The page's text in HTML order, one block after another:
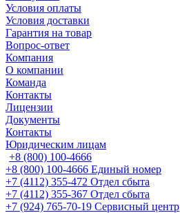
Условия оплаты
Условия доставки
Гарантия на товар
Вопрос-ответ
Компания
О компании
Команда
Контакты
Лицензии
Документы
Контакты
Юридическим лицам
+8 (800) 100-4666
+8 (800) 100-4666 Единый номер
+7 (4112) 355-472 Отдел сбыта
+7 (4112) 355-367 Отдел сбыта
+7 (924) 765-70-19 Сервисный центр